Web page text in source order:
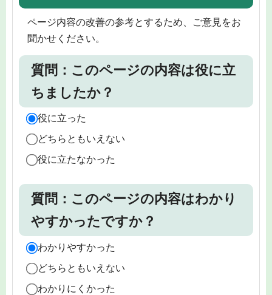
ページ内容の改善の参考とするため、ご意見をお
聞かせください。
質問：このページの内容は役に立
ちましたか？
役に立った
どちらともいえない
役に立たなかった
質問：このページの内容はわかり
やすかったですか？
わかりやすかった
どちらともいえない
わかりにくかった